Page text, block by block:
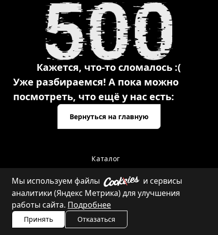
Кажется, что-то сломалось :(
Уже разбираемся! А пока можно
посмотреть, что ещё у нас есть:
Вернуться на главную
Каталог
Контакты
Мы используем файлы
и сервисы
аналитики (Яндекс Метрика) для улучшения
работы сайта. Подробнее
Принять Отказаться